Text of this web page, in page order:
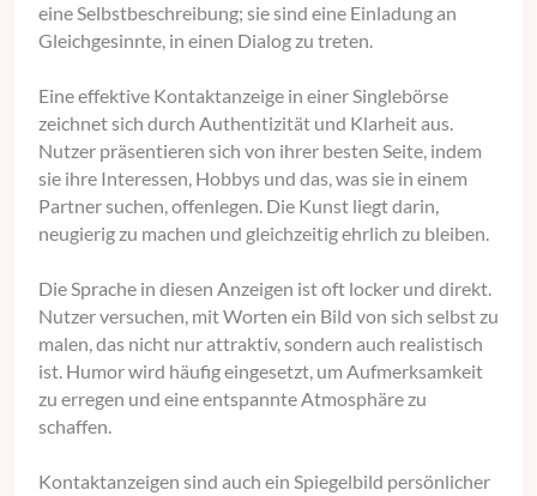
eine Selbstbeschreibung; sie sind eine Einladung an
Gleichgesinnte, in einen Dialog zu treten.
Eine effektive Kontaktanzeige in einer Singlebörse
zeichnet sich durch Authentizität und Klarheit aus.
Nutzer präsentieren sich von ihrer besten Seite, indem
sie ihre Interessen, Hobbys und das, was sie in einem
Partner suchen, offenlegen. Die Kunst liegt darin,
neugierig zu machen und gleichzeitig ehrlich zu bleiben.
Die Sprache in diesen Anzeigen ist oft locker und direkt.
Nutzer versuchen, mit Worten ein Bild von sich selbst zu
malen, das nicht nur attraktiv, sondern auch realistisch
ist. Humor wird häufig eingesetzt, um Aufmerksamkeit
zu erregen und eine entspannte Atmosphäre zu
schaffen.
Kontaktanzeigen sind auch ein Spiegelbild persönlicher